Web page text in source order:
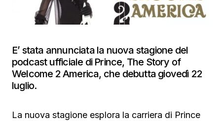
E’ stata annunciata la nuova stagione del
podcast ufficiale di Prince, The Story of
Welcome 2 America, che debutta giovedì 22
luglio.
La nuova stagione esplora la carriera di Prince